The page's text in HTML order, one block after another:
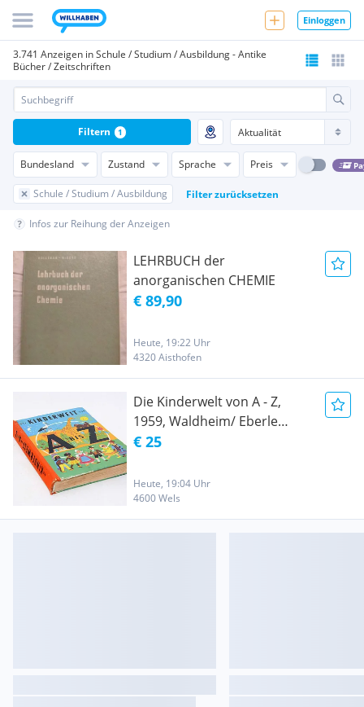
Einloggen
3.741 Anzeigen in Schule / Studium / Ausbildung - Antike
Bücher / Zeitschriften
Bundesland Zustand Sprache Preis
Schule / Studium / Ausbildung Filter zurücksetzen
Filtern 1
Infos zur Reihung der Anzeigen
LEHRBUCH der
anorganischen CHEMIE
€ 89,90
Heute, 19:22 Uhr
4320 Aisthofen
Die Kinderwelt von A - Z,
1959, Waldheim/ Eberle
Verlag,
€ 25
Heute, 19:04 Uhr
4600 Wels